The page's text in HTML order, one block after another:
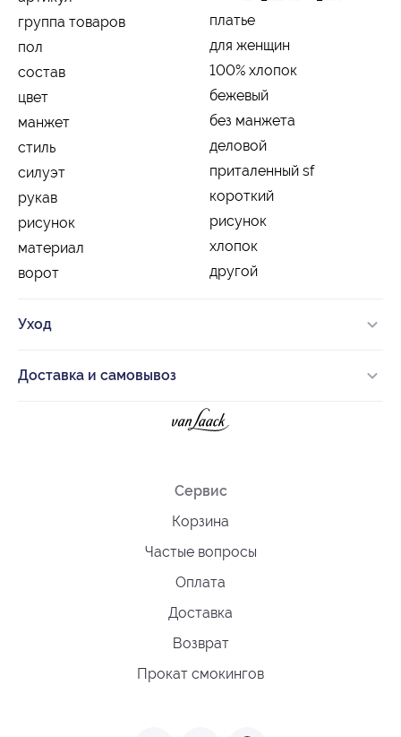
группа товаров
платье
пол
для женщин
состав
100% хлопок
цвет
бежевый
манжет
без манжета
стиль
деловой
силуэт
приталенный sf
рукав
короткий
рисунок
рисунок
материал
хлопок
ворот
другой
Уход
Доставка и самовывоз
Сервис
Корзина
Частые вопросы
Оплата
Доставка
Возврат
Прокат смокингов